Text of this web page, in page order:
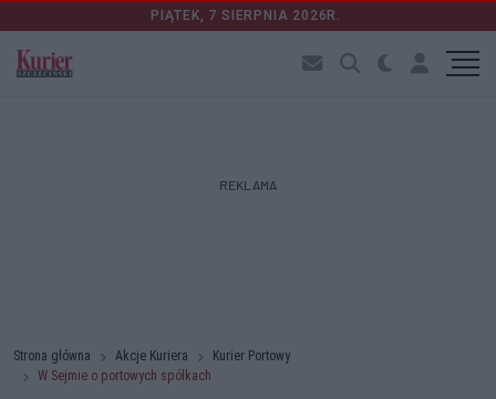
PIĄTEK, 7 SIERPNIA 2026R.
REKLAMA
Strona główna Akcje Kuriera
Kurier Portowy
W Sejmie o portowych spółkach